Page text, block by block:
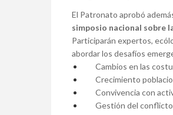
El Patronato aprobó
simposio nacional sobre
Participarán expertos,
abordar los desafíos
Cambios en las
Crecimiento
Convivencia con
Gestión del